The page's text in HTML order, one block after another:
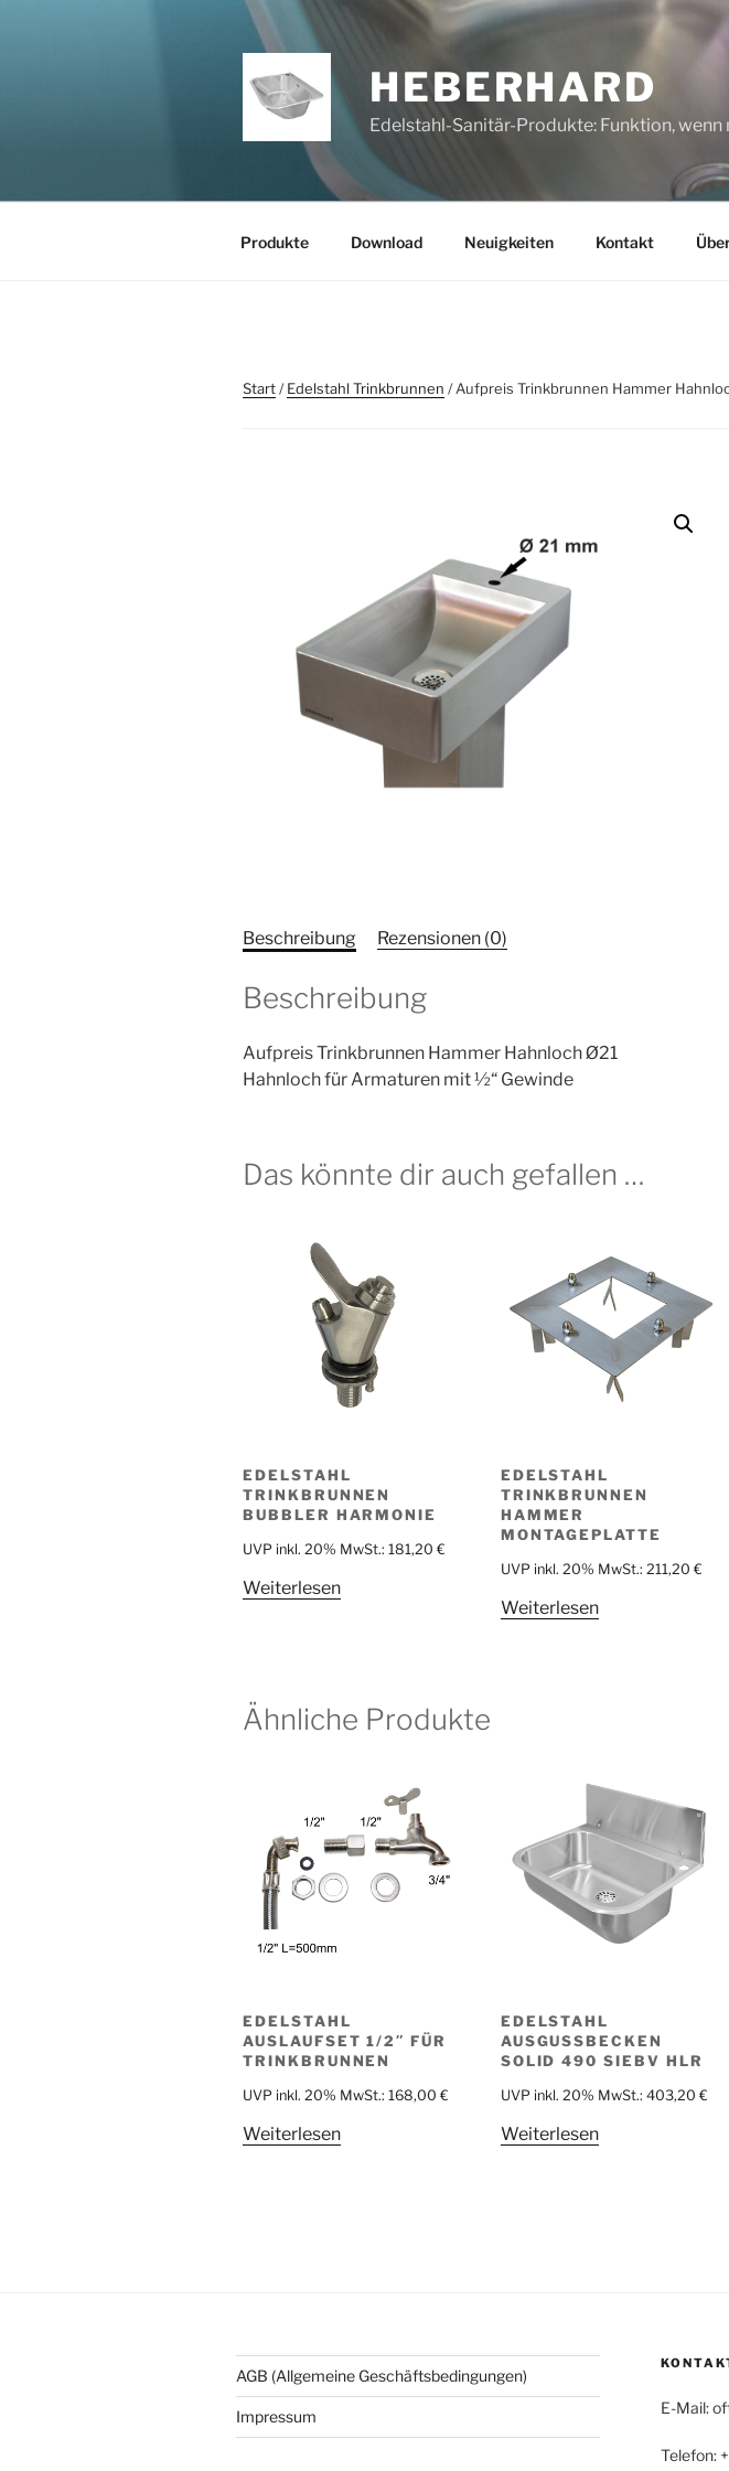
HEBERHARD
Edelstahl-Sanitär-Produkte: Funktion, wenn
Produkte Download Neuigkeiten Kontakt
Start/Edelstahl Trinkbrunnen / Aufpreis Trinkbrunnen Hammer
Beschreibung Rezensionen (0)
Beschreibung
Aufpreis Trinkbrunnen Hammer Hahnloch Ø21
Hahnloch für Armaturen mit ½“ Gewinde
Das könnte dir auch gefallen …
EDELSTAHL
TRINKBRUNNEN
BUBBLER HARMONIE
UVP inkl. 20% MwSt.: 181,20 €
Weiterlesen
EDELSTAHL
TRINKBRUNNEN
HAMMER
MONTAGEPLATTE
UVP inkl. 20% MwSt.: 211,20 €
Weiterlesen
Ähnliche Produkte
EDELSTAHL
AUSLAUFSET 1/2″ FÜR
TRINKBRUNNEN
UVP inkl. 20% MwSt.: 168,00 €
Weiterlesen
EDELSTAHL
AUSGUSSBECKEN
SOLID 490 SIEBV HLR
UVP inkl. 20% MwSt.: 403,20 €
Weiterlesen
AGB (Allgemeine Geschäftsbedingungen)
Impressum E-Mail:
Telefon: